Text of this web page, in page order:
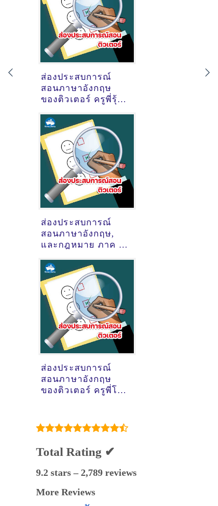
ส่องประสบการณ์
สอนภาษาอังกฤษ
ของติวเตอร์ ครูพี่รุ้ง
@คอสโมเมืองทอง
ธานี
ส่องประสบการณ์
สอนภาษาอังกฤษ,
และกฎหมาย ภาค ก
สำนักงานปลัด
กระทรวง
สาธารณสุข) ของ
ติวเตอร์ ครูพี่ธิป นาย
ธิบดิ์ เซซัง
@ออนไลน์
ส่องประสบการณ์
สอนภาษาอังกฤษ
ของติวเตอร์ ครูพี่โม
Total Rating ✔
9.2 stars – 2,789 reviews
More Reviews